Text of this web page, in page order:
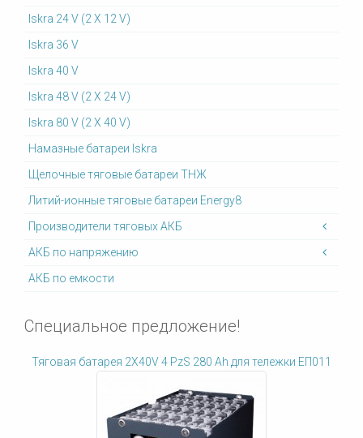
Iskra 24 V (2 X 12 V)
Iskra 36 V
Iskra 40 V
Iskra 48 V (2 X 24 V)
Iskra 80 V (2 X 40 V)
Намазные батареи Iskra
Щелочные тяговые батареи ТНЖ
Литий-ионные тяговые батареи Energy8
Производители тяговых АКБ
АКБ по напряжению
АКБ по емкости
Специальное предложение!
Тяговая батарея 2X40V 4 PzS 280 Ah для тележки ЕП011